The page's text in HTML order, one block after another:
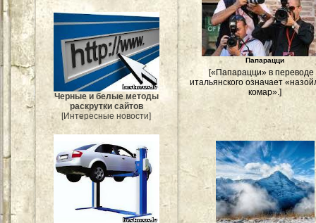
Черные и белые методы
раскрутки сайтов
[Интересные новости]
Папарацци
[«Папарацци» в переводе
итальянского означает
комар».]